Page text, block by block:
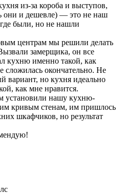
из-за короба и выступов,
они и дешевле) — это не наш
были, но не нашли
центрам мы решили делать
замерщика, он все
кухню именно такой, как
сложилась окончательно. Не
вариант, но кухня идеально
как мне нравится.
установили нашу кухню-
кривым стенам, им пришлось
шкафчиков, но результат